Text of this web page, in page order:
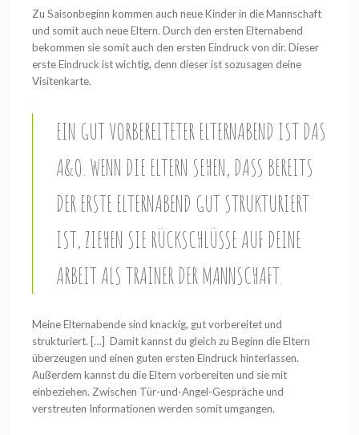
Zu Saisonbeginn kommen auch neue Kinder in die Mannschaft
und somit auch neue Eltern. Durch den ersten Elternabend
bekommen sie somit auch den ersten Eindruck von dir. Dieser
erste Eindruck ist wichtig, denn dieser ist sozusagen deine
Visitenkarte.
EIN GUT VORBEREITETER ELTERNABEND IST DAS
A&O. WENN DIE ELTERN SEHEN, DASS BEREITS
DER ERSTE ELTERNABEND GUT STRUKTURIERT
IST, ZIEHEN SIE RÜCKSCHLÜSSE AUF DEINE
ARBEIT ALS TRAINER DER MANNSCHAFT.
Meine Elternabende sind knackig, gut vorbereitet und
strukturiert. […] Damit kannst du gleich zu Beginn die Eltern
überzeugen und einen guten ersten Eindruck hinterlassen.
Außerdem kannst du die Eltern vorbereiten und sie mit
einbeziehen. Zwischen Tür-und-Angel-Gespräche und
verstreuten Informationen werden somit umgangen.